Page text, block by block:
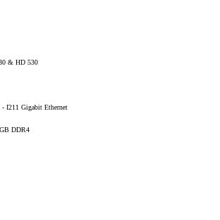
& HD 530
I211 Gigabit Ethernet
DDR4